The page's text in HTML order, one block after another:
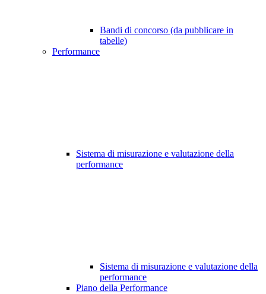
Bandi di concorso (da pubblicare in
tabelle)
Performance
Sistema di misurazione e valutazione della
performance
Sistema di misurazione e valutazione della
performance
Piano della Performance